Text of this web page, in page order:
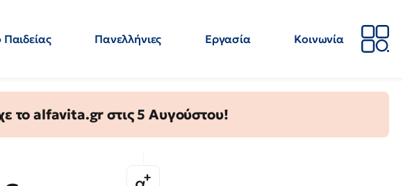
Πανελλήνιες Εργασία
Κοινωνία
το alfavita.gr στις 5 Αυγούστου!